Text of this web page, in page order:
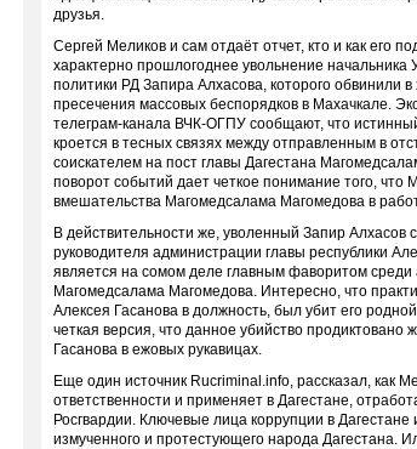
друзья.
Сергей Меликов и сам отдаёт отчет, кто и как его
характерно прошлогоднее увольнение начальника
политики РД Запира Алхасова, которого обвинили в
пресечения массовых беспорядков в Махачкале.
телеграм-канала ВЧК-ОГПУ сообщают, что
кроется в тесных связях между отправленным в
соискателем на пост главы Дагестана
поворот событий дает четкое понимание того, что
вмешательства Магомедсалама Магомедова в
В действительности же, уволенный Запир Алхасов
руководителя администрации главы республики
является на сомом деле главным фаворитом среди
Магомедсалама Магомедова. Интересно, что
Алексея Гасанова в должность, был убит его
четкая версия, что данное убийство продиктовано
Гасанова в ежовых рукавицах.
Еще один источник Rucriminal.info, рассказал, как
ответственности и применяет в Дагестане,
Росгвардии. Ключевые лица коррупции в Дагестане
измученного и протестующего народа Дагестана.